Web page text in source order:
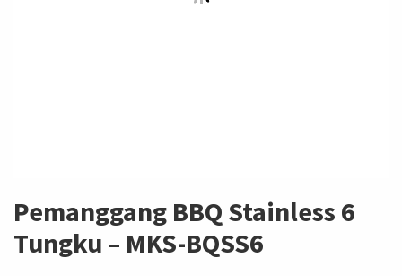
Pemanggang BBQ Stainless 6
Tungku – MKS-BQSS6